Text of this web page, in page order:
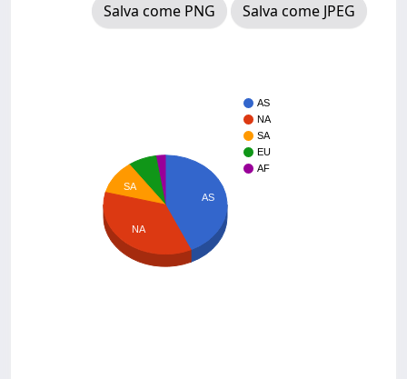
Salva come PNG
Salva come JPEG
AS
NA
SA
EU
AF
AS
SA
NA